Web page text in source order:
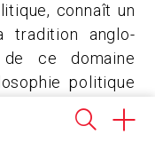
connaît un
tradition anglo-
ce domaine
politique
conséquences
juridique. Cet